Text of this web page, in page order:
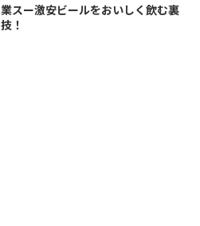
業スー激安ビールをおいしく飲む裏
技！